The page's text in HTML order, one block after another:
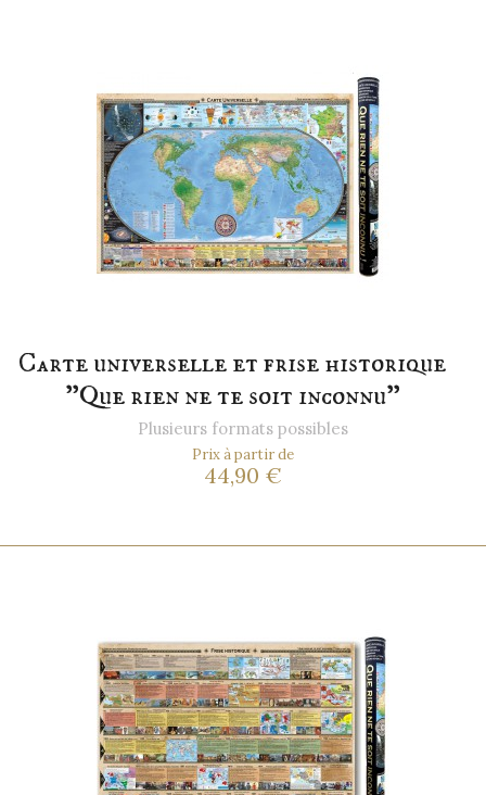
Carte universelle et frise historique
"Que rien ne te soit inconnu"
Plusieurs formats possibles
Prix à partir de
44,90 €